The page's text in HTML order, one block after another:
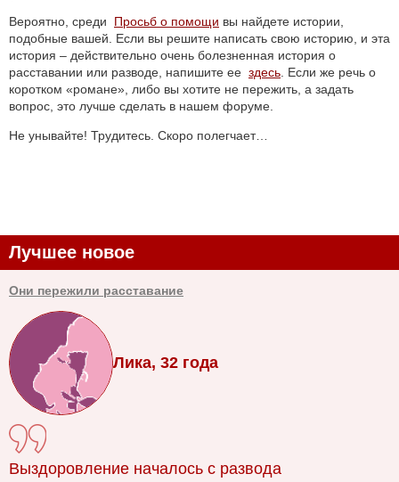
Вероятно, среди Просьб о помощи вы найдете истории,
подобные вашей. Если вы решите написать свою историю, и эта
история – действительно очень болезненная история о
расставании или разводе, напишите ее здесь . Если же речь о
коротком «романе», либо вы хотите не пережить, а задать
вопрос, это лучше сделать в нашем форуме.
Не унывайте! Трудитесь. Скоро полегчает…
Лучшее новое
Они пережили расставание
Лика, 32 года
Выздоровление началось с развода